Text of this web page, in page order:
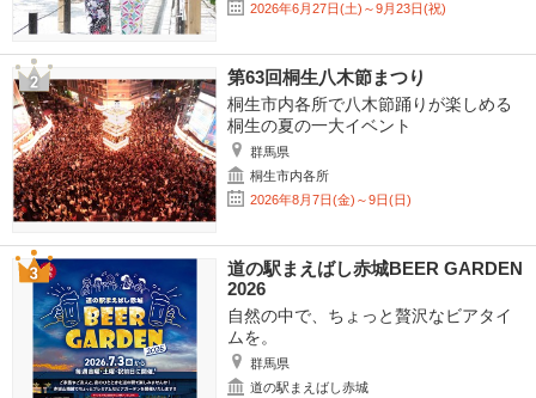
2026年6月27日(土)～9月23日(祝)
第63回桐生八木節まつり
桐生市内各所で八木節踊りが楽しめる
桐生の夏の一大イベント
群馬県
桐生市内各所
2026年8月7日(金)～9日(日)
道の駅まえばし赤城BEER GARDEN
2026
自然の中で、ちょっと贅沢なビアタイ
ムを。
群馬県
道の駅まえばし赤城